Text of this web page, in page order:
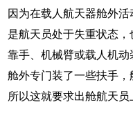
因为在载人航天器舱外
是航天员处于失重状态
靠手、机械臂或载人机动
舱外专门装了一些扶手，
所以这就要求出舱航天员